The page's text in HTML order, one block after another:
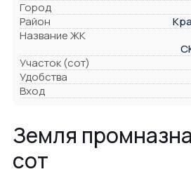
Город
Район
Название ЖК
Участок (сот)
Удобства
Вход
Земля
сот